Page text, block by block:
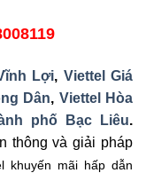
Lợi, Viettel Giá
Dân, Viettel Hòa
phố Bạc Liêu.
thông và giải pháp
khuyến mãi hấp dẫn